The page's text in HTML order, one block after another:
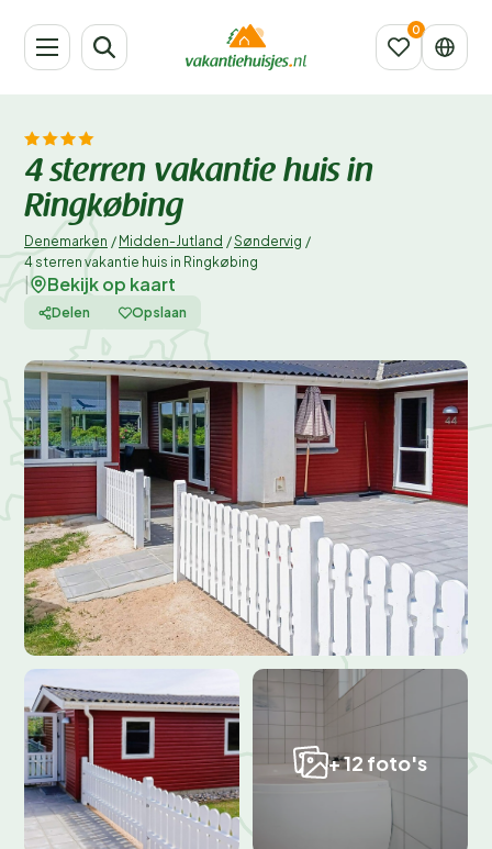
4 sterren vakantie huis in
Ringkøbing
Denemarken / Midden-Jutland /Søndervig /
4 sterren vakantie huis in Ringkøbing
Bekijk op kaart
Delen Opslaan
+ 12 foto's